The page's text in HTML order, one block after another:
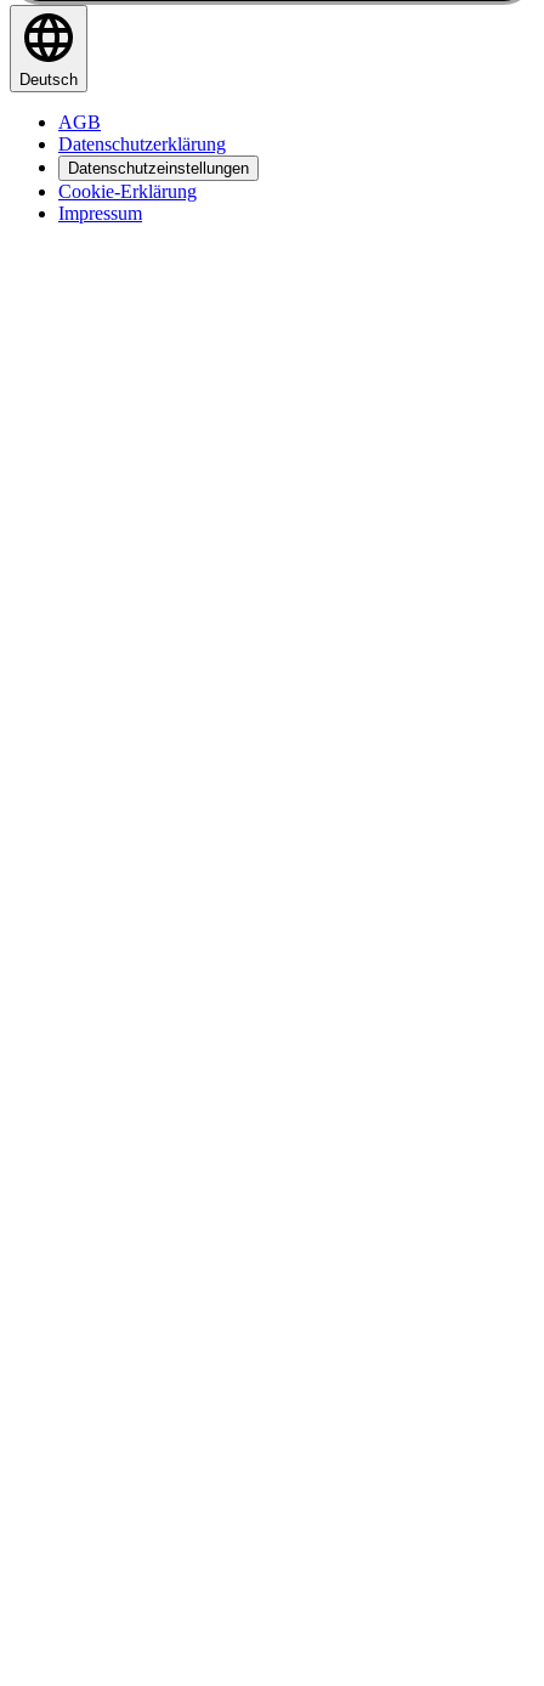
Deutsch
AGB
Datenschutzerklärung
Datenschutzeinstellungen
Cookie-Erklärung
Impressum